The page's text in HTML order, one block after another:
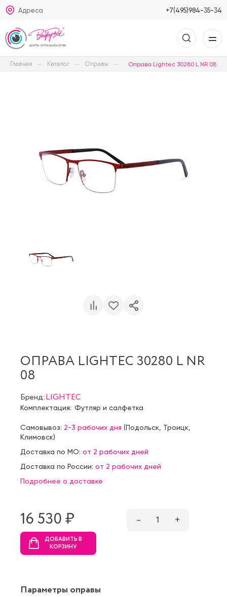
Адреса +7(495)984-35-34
Главная Каталог Оправы Оправа Lightec 30280 L NR 08
ОПРАВА LIGHTEC 30280 L NR
08
Бренд:LIGHTEC
Комплектация: Футляр и салфетка
Самовывоз: 2-3 рабочих дня (Подольск Троицк
Климовск)
Доставка по МО: от 2 рабочих дней
Доставка по России: от 2 рабочих дней
Подробнее о доставке
16 530 ₷ – 1 +
ДОБАВИТЬ В
КОРЗИНУ
Параметры оправы